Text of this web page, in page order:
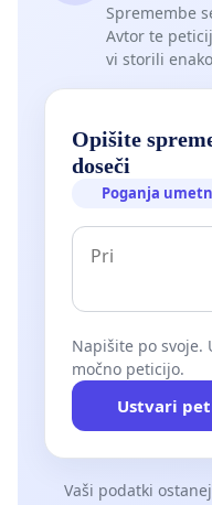
Spremembe
Avtor te
vi storili
Opišite
doseči
Poganja
Napišite po svoje.
močno peticijo.
Ustvari
Vaši podatki